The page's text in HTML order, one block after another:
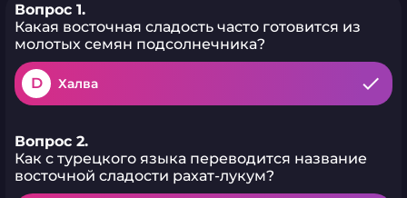
Вопрос 1.
Какая восточная сладость часто готовится из
молотых семян подсолнечника?
D Халва
Вопрос 2.
Как с турецкого языка переводится название
восточной сладости рахат-лукум?